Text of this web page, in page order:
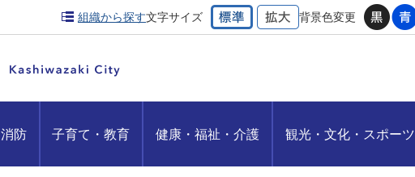
組織から探す文字サイズ 背景色変更
防 子育て・教育 健康・福祉・介護 観光・文化・スポーツ